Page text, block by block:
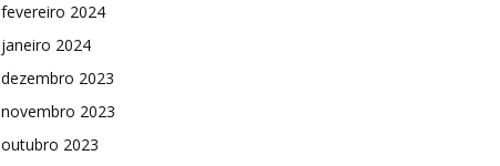
fevereiro 2024
janeiro 2024
dezembro 2023
novembro 2023
outubro 2023